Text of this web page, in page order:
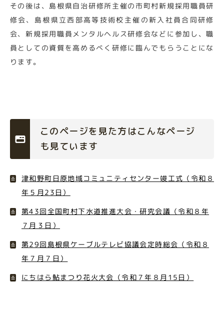
その後は、島根県自治研修所主催の市町村新規採用職員研
修会、島根県立西部高等技術校主催の新入社員合同研修
会、新規採用職員メンタルヘルス研修会などに参加し、職
員としての資質を高めるべく研修に臨んでもらうことにな
ります。
このページを見た方はこんなページ
も見ています
津和野町日原地域コミュニティセンター竣工式（令和８
年５月23日）
第43回全国町村下水道推進大会・研究会議（令和８年
７月３日）
第29回島根県ケーブルテレビ協議会定時総会（令和８
年７月７日）
にちはら鮎まつり花火大会（令和７年８月15日）